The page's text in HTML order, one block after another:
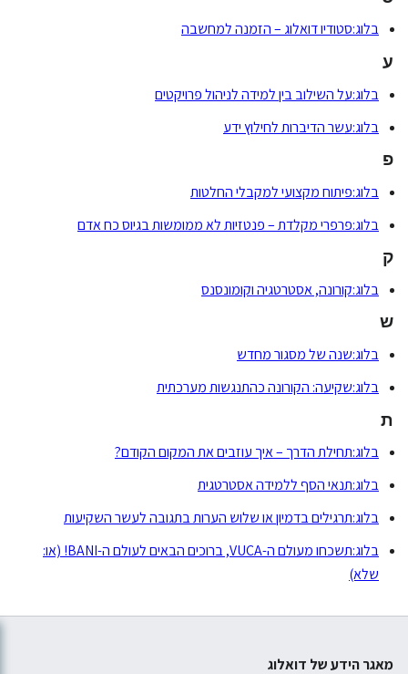
בלוג:סטודיו דואלוג – הזמנה למחשבה
ע
בלוג:על השילוב בין למידה לניהול פרויקטים
בלוג:עשר הדיברות לחילוץ ידע
פ
בלוג:פיתוח מקצועי למקבלי החלטות
בלוג:פרפרי מקלדת – פנטזיות לא ממומשות בגיוס כח אדם
ק
בלוג:קורונה, אסטרטגיה וקומונסנס
ש
בלוג:שנה של מסגור מחדש
בלוג:שקיעה: הקורונה כהתנגשות מערכתית
ת
בלוג:תחילת הדרך – איך עוזבים את המקום הקודם?
בלוג:תנאי הסף ללמידה אסטרטגית
בלוג:תרגילים בדמיון או שלוש הערות בתגובה לעשר השקיעות
בלוג:תשכחו מעולם ה-VUCA, ברוכים הבאים לעולם ה-BANI! (או:
שלא)
מאגר הידע של דואלוג